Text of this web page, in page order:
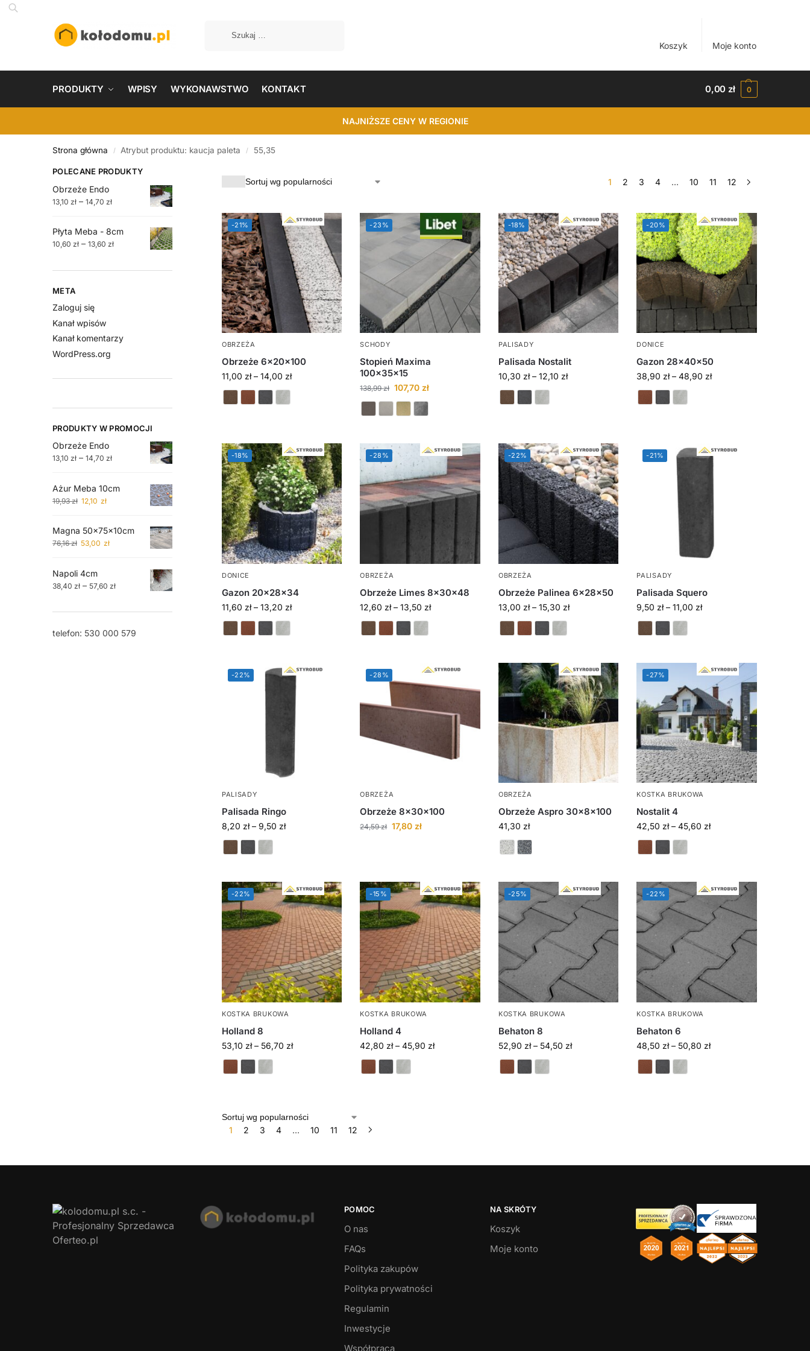
Koszyk Moje konto
PRODUKTY WPISY WYKONAWSTWO KONTAKT 0,00zł 0
NAJNIŻSZE CENY W REGIONIE
Strona główna / Atrybut produktu: kaucja paleta / 55,35
1 2 3 4 … 10 11 12
-21%
OBRZEŻA
Obrzeże 6x20x100
11,00 zł – 14,00 zł
-23%
SCHODY
Stopień Maxima
100x35x15
138,99zł 107,70 zł
-18%
PALISADY
Palisada Nostalit
10,30 zł – 12,10 zł
-20%
DONICE
Gazon 28x40x50
38,90 zł – 48,90 zł
-18%
DONICE
Gazon 20x28x34
11,60 zł – 13,20 zł
-28%
OBRZEŻA
Obrzeże Limes 8x30x48
12,60 zł – 13,50 zł
-22%
OBRZEŻA
Obrzeże Palinea 6x28x50
13,00 zł – 15,30 zł
-21%
PALISADY
Palisada Squero
9,50 zł – 11,00 zł
-22%
PALISADY
Palisada Ringo
8,20 zł – 9,50 zł
-28%
OBRZEŻA
Obrzeże 8x30x100
24,59zł 17,80 zł
OBRZEŻA
Obrzeże Aspro 30x8x100
41,30 zł
-27%
KOSTKA BRUKOWA
Nostalit 4
42,50 zł – 45,60 zł
-22%
KOSTKA BRUKOWA
Holland 8
53,10 zł – 56,70 zł
-15%
KOSTKA BRUKOWA
Holland 4
42,80 zł – 45,90 zł
-25%
KOSTKA BRUKOWA
Behaton 8
52,90 zł – 54,50 zł
-22%
KOSTKA BRUKOWA
Behaton 6
48,50 zł – 50,80 zł
1 2 3 4 … 10 11 12
POLECANE PRODUKTY
Obrzeże Endo
13,10 zł – 14,70 zł
Płyta Meba - 8cm
10,60 zł – 13,60 zł
META
Zaloguj się
Kanał wpisów
Kanał komentarzy
WordPress.org
PRODUKTY W PROMOCJI
Obrzeże Endo
13,10 zł – 14,70 zł
Ażur Meba 10cm
19,93zł 12,10 zł
Magna 50x75x10cm
76,16zł 53,00 zł
Napoli 4cm
38,40 zł – 57,60 zł
telefon: 530 000 579
POMOC
O nas
FAQs
Polityka zakupów
Polityka prywatności
Regulamin
Inwestycje
Współpraca
NA SKRÓTY
Koszyk
Moje konto